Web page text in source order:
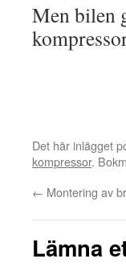
Men bilen
Det här inlägget
kompressor.
← Montering av
Lämna